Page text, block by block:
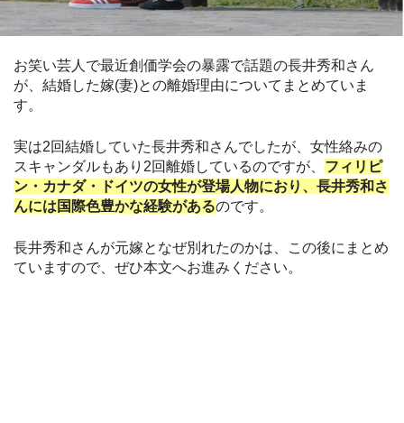
お笑い芸人で最近創価学会の暴露で話題の長井秀和さん
が、結婚した嫁(妻)との離婚理由についてまとめていま
す。
実は2回結婚していた長井秀和さんでしたが、女性絡みの
スキャンダルもあり2回離婚しているのですが、 フィリピ
ン・カナダ・ドイツの女性が登場人物におり、長井秀和さ
んには国際色豊かな経験があるのです。
長井秀和さんが元嫁となぜ別れたのかは、この後にまとめ
ていますので、ぜひ本文へお進みください。